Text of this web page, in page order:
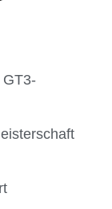
GT3-